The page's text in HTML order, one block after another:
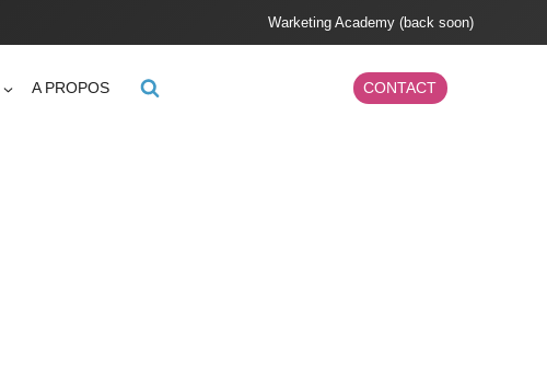
Warketing Academy (back soon)
A PROPOS CONTACT